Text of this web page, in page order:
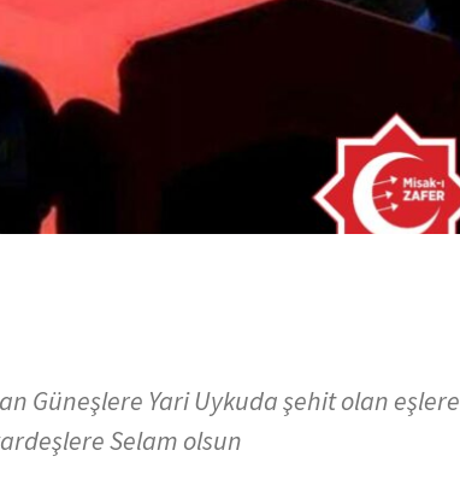
Güneşlere Yari Uykuda şehit olan eşlere
Selam olsun